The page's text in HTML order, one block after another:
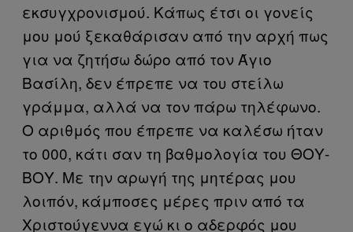
εκσυγχρονισμού. Κάπως έτσι οι γονείς
μου μού ξεκαθάρισαν από την αρχή πως
για να ζητήσω δώρο από τον Άγιο
Βασίλη, δεν έπρεπε να του στείλω
γράμμα, αλλά να τον πάρω τηλέφωνο.
Ο αριθμός που έπρεπε να καλέσω ήταν
το 000, κάτι σαν τη βαθμολογία του ΘΟΥ-
ΒΟΥ. Με την αρωγή της μητέρας μου
λοιπόν, κάμποσες μέρες πριν από τα
Χριστούγεννα εγώ κι ο αδερφός μου